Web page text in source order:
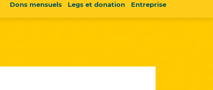
Dons mensuels Legs et donation Entreprise